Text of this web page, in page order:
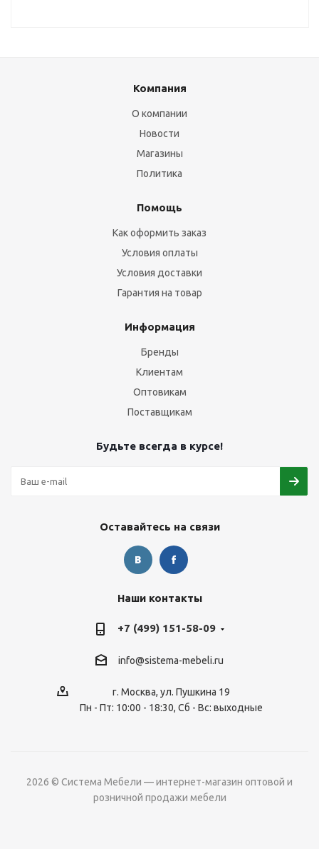
Компания
О компании
Новости
Магазины
Политика
Помощь
Как оформить заказ
Условия оплаты
Условия доставки
Гарантия на товар
Информация
Бренды
Клиентам
Оптовикам
Поставщикам
Будьте всегда в курсе!
Оставайтесь на связи
Наши контакты
+7 (499) 151-58-09
info@sistema-mebeli.ru
г. Москва, ул. Пушкина 19
Пн - Пт: 10:00 - 18:30, Сб - Вс: выходные
2026 © Система Мебели — интернет-магазин оптовой и
розничной продажи мебели